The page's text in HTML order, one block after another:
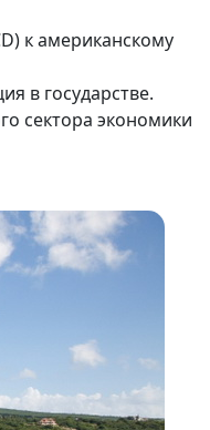
к американскому
в государстве.
сектора экономики